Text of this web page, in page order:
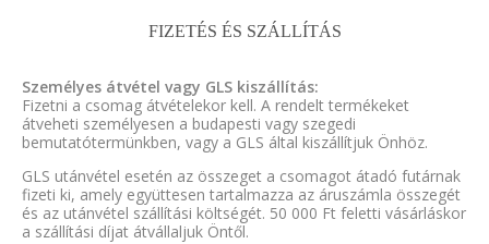
FIZETÉS ÉS SZÁLLÍTÁS
Személyes átvétel vagy GLS kiszállítás:
Fizetni a csomag átvételekor kell. A rendelt termékeket
átveheti személyesen a budapesti vagy szegedi
bemutatótermünkben, vagy a GLS által kiszállítjuk Önhöz.
GLS utánvétel esetén az összeget a csomagot átadó futárnak
fizeti ki, amely együttesen tartalmazza az áruszámla összegét
és az utánvétel szállítási költségét. 50 000 Ft feletti vásárláskor
a szállítási díjat átvállaljuk Öntől.